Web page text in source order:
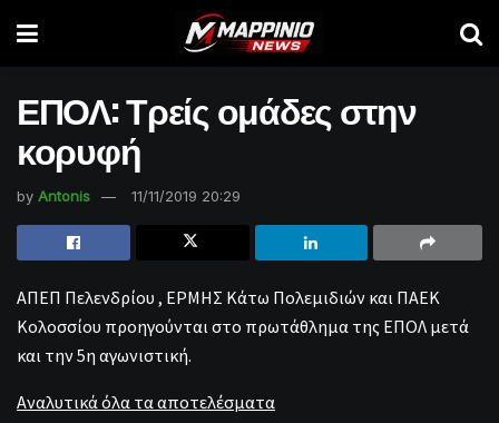
ΕΠΟΛ: Τρείς ομάδες στην
κορυφή
by Antonis 11/11/2019 20:29
ΑΠΕΠ Πελενδρίου , ΕΡΜΗΣ Κάτω Πολεμιδιών και ΠΑΕΚ
Κολοσσίου προηγούνται στο πρωτάθλημα της ΕΠΟΛ μετά
και την 5η αγωνιστική.
Αναλυτικά όλα τα αποτελέσματα